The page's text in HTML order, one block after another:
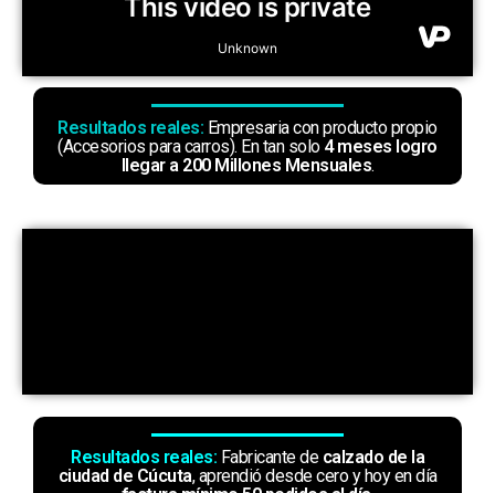
Resultados reales: Empresaria con producto propio
(Accesorios para carros). En tan solo 4 meses logro
llegar a 200 Millones Mensuales.
Resultados reales: Fabricante de calzado de la
ciudad de Cúcuta, aprendió desde cero y hoy en día